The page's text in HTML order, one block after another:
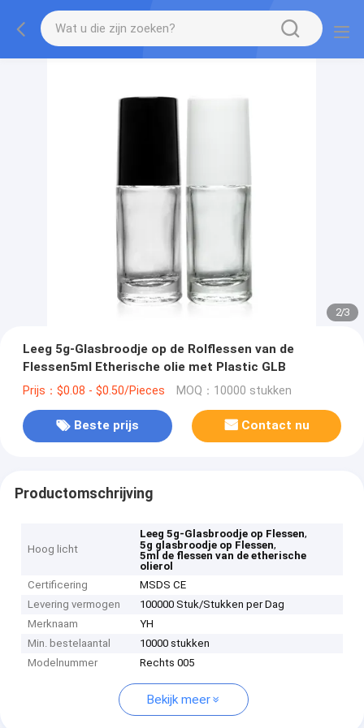
2/3
Leeg 5g-Glasbroodje op de Rolflessen van de
Flessen5ml Etherische olie met Plastic GLB
Prijs：$0.08 - $0.50/Pieces MOQ：10000 stukken
Beste prijs Contact nu
Productomschrijving
Hoog licht
Leeg 5g-Glasbroodje op Flessen,
5g glasbroodje op Flessen,
5ml de flessen van de etherische
olierol
Certificering
MSDS CE
Levering vermogen
100000 Stuk/Stukken per Dag
Merknaam
YH
Min. bestelaantal
10000 stukken
Modelnummer
Rechts 005
Bekijk meer